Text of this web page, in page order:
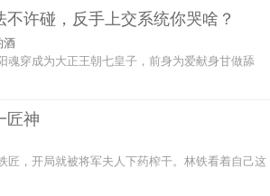
不许碰，反手上交系统你哭啥？
酒
魂穿成为大正王朝七皇子，前身为爱献身甘做舔
匠神
匠，开局就被将军夫人下药榨干。林铁看着自己这